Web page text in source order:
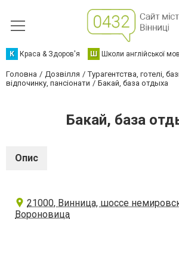
К Краса & Здоров'я Ш Школи англійської
Головна Дозвілля Турагентства, готелі,
відпочинку, пансіонати
Бакай, база отдыха
Бакай, база
Опис
21000, Винница, шоссе
Вороновица